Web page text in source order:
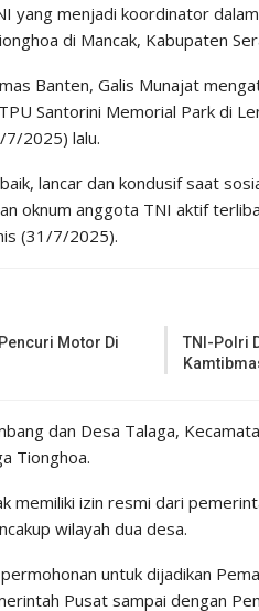
yang menjadi koordinator
di Mancak, Kabupaten
Banten, Galis Munajat
Santorini Memorial Park di
7/2025) lalu.
lancar dan kondusif saat
oknum anggota TNI aktif
(31/7/2025).
Motor Di
TNI-Polri
dan Desa Talaga,
Tionghoa.
memiliki izin resmi dari
wilayah dua desa.
untuk dijadikan
Pusat sampai dengan